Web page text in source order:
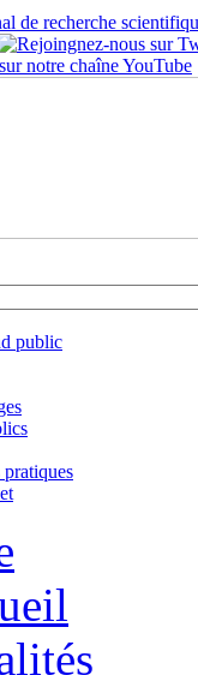
public